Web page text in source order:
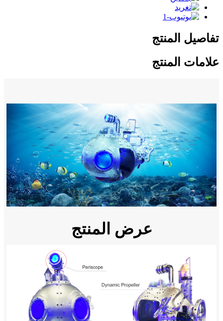
تفاصيل المنتج
علامات المنتج
عرض المنتج